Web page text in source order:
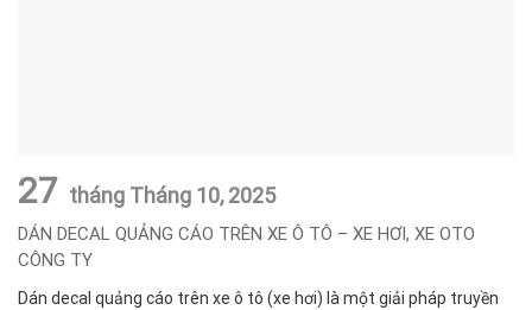
27 tháng Tháng 10, 2025
DÁN DECAL QUẢNG CÁO TRÊN XE Ô TÔ – XE HƠI, XE OTO
CÔNG TY
Dán decal quảng cáo trên xe ô tô (xe hơi) là một giải pháp truyền